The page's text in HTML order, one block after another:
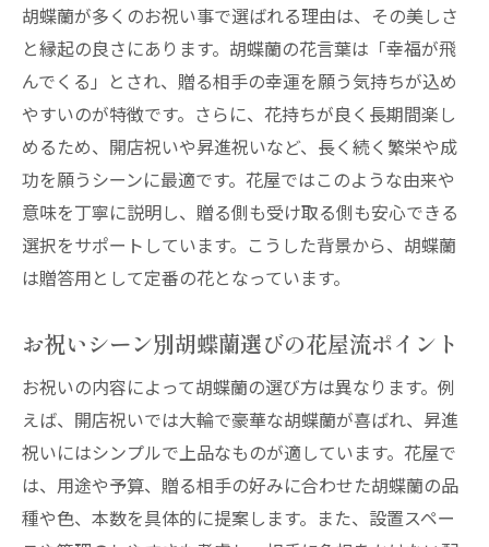
胡蝶蘭が多くのお祝い事で選ばれる理由は、その美しさ
と縁起の良さにあります。胡蝶蘭の花言葉は「幸福が飛
んでくる」とされ、贈る相手の幸運を願う気持ちが込め
やすいのが特徴です。さらに、花持ちが良く長期間楽し
めるため、開店祝いや昇進祝いなど、長く続く繁栄や成
功を願うシーンに最適です。花屋ではこのような由来や
意味を丁寧に説明し、贈る側も受け取る側も安心できる
選択をサポートしています。こうした背景から、胡蝶蘭
は贈答用として定番の花となっています。
お祝いシーン別胡蝶蘭選びの花屋流ポイント
お祝いの内容によって胡蝶蘭の選び方は異なります。例
えば、開店祝いでは大輪で豪華な胡蝶蘭が喜ばれ、昇進
祝いにはシンプルで上品なものが適しています。花屋で
は、用途や予算、贈る相手の好みに合わせた胡蝶蘭の品
種や色、本数を具体的に提案します。また、設置スペー